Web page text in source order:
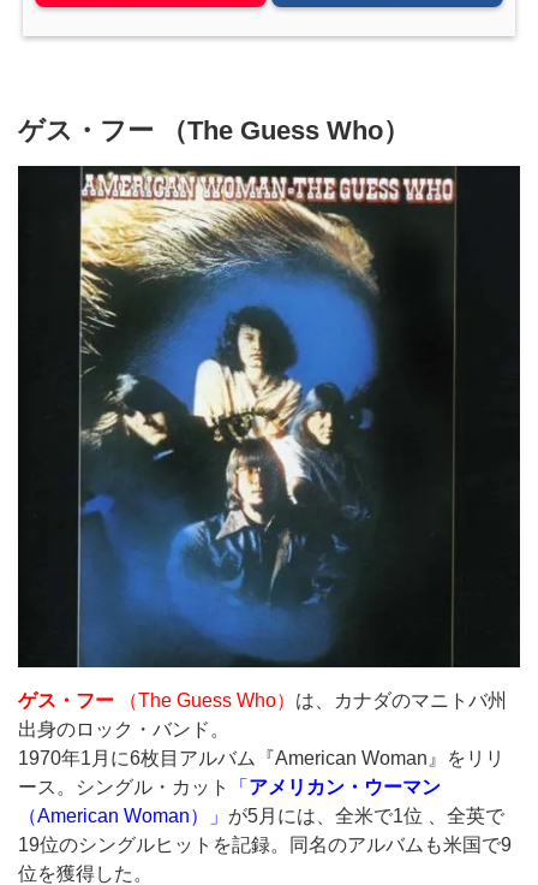
ゲス・フー （The Guess Who）
ゲス・フー （The Guess Who） は、カナダのマニトバ州
出身のロック・バンド。
1970年1月に6枚目アルバム『American Woman』をリリ
ース。シングル・カット
「 アメリカン・ウーマン
（American Woman）」 が5月には、全米で1位 、全英で
19位のシングルヒットを記録。同名のアルバムも米国で9
位を獲得した。